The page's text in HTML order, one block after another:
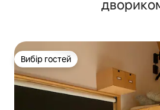
Вибір гостей
Вибір гостей